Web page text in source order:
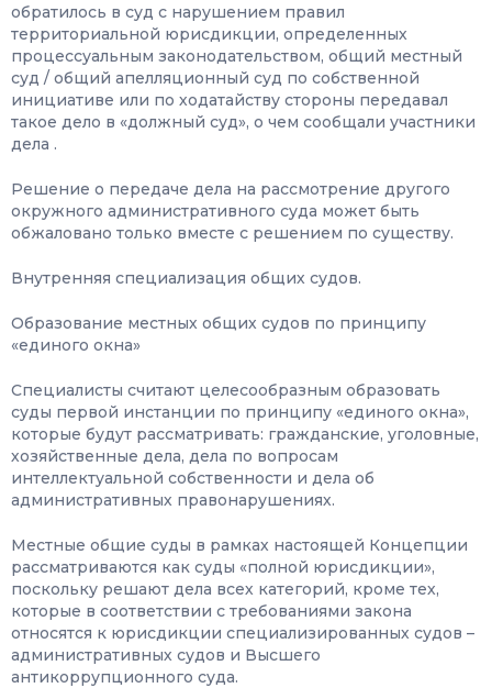
обратилось в суд с нарушением правил
территориальной юрисдикции, определенных
процессуальным законодательством, общий местный
суд / общий апелляционный суд по собственной
инициативе или по ходатайству стороны передавал
такое дело в «должный суд», о чем сообщали участники
дела .
Решение о передаче дела на рассмотрение другого
окружного административного суда может быть
обжаловано только вместе с решением по существу.
Внутренняя специализация общих судов.
Образование местных общих судов по принципу
«единого окна»
Специалисты считают целесообразным образовать
суды первой инстанции по принципу «единого окна»,
которые будут рассматривать: гражданские, уголовные,
хозяйственные дела, дела по вопросам
интеллектуальной собственности и дела об
административных правонарушениях.
Местные общие суды в рамках настоящей Концепции
рассматриваются как суды «полной юрисдикции»,
поскольку решают дела всех категорий, кроме тех,
которые в соответствии с требованиями закона
относятся к юрисдикции специализированных судов –
административных судов и Высшего
антикоррупционного суда.